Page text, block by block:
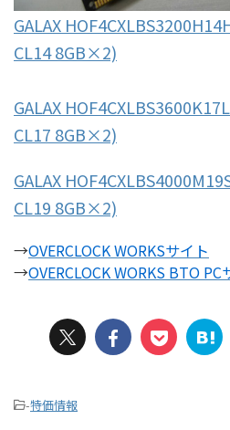
GALAX
CL14 8GB×2)
GALAX
CL17 8GB×2)
GALAX
CL19 8GB×2)
→OVERCLOCK WORKSサイト
→OVERCLOCK WORKS BTO PC
-特価情報